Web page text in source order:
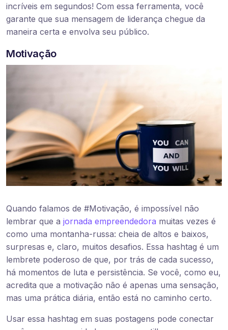
incríveis em segundos! Com essa ferramenta, você
garante que sua mensagem de liderança chegue da
maneira certa e envolva seu público.
Motivação
Quando falamos de #Motivação, é impossível não
lembrar que a jornada empreendedora muitas vezes é
como uma montanha-russa: cheia de altos e baixos,
surpresas e, claro, muitos desafios. Essa hashtag é um
lembrete poderoso de que, por trás de cada sucesso,
há momentos de luta e persistência. Se você, como eu,
acredita que a motivação não é apenas uma sensação,
mas uma prática diária, então está no caminho certo.
Usar essa hashtag em suas postagens pode conectar